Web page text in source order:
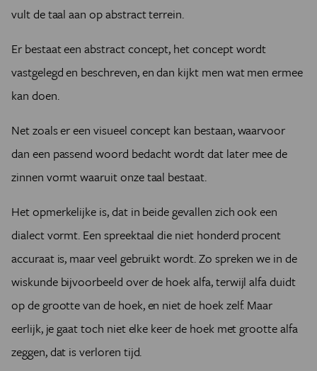
vult de taal aan op abstract terrein.
Er bestaat een abstract concept, het concept wordt
vastgelegd en beschreven, en dan kijkt men wat men ermee
kan doen.
Net zoals er een visueel concept kan bestaan, waarvoor
dan een passend woord bedacht wordt dat later mee de
zinnen vormt waaruit onze taal bestaat.
Het opmerkelijke is, dat in beide gevallen zich ook een
dialect vormt. Een spreektaal die niet honderd procent
accuraat is, maar veel gebruikt wordt. Zo spreken we in de
wiskunde bijvoorbeeld over de hoek alfa, terwijl alfa duidt
op de grootte van de hoek, en niet de hoek zelf. Maar
eerlijk, je gaat toch niet elke keer de hoek met grootte alfa
zeggen, dat is verloren tijd.